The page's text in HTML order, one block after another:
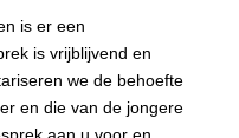
is er een
is vrijblijvend en
we de behoefte
en die van de jongere